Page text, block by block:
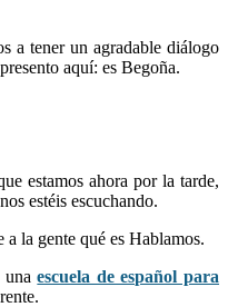
a tener un agradable diálogo
aquí: es Begoña.
estamos ahora por la tarde,
estéis escuchando.
a la gente qué es Hablamos.
unaescuela de español para